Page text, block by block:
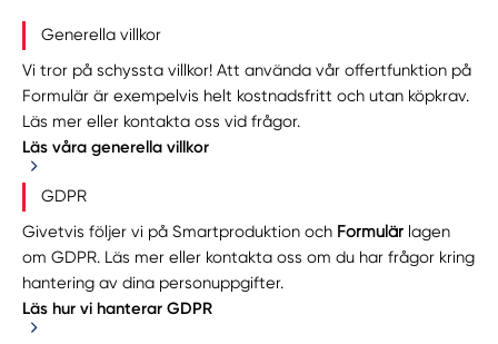
Generella villkor
Vi tror på schyssta villkor! Att använda vår offertfunktion på
Formulär är exempelvis helt kostnadsfritt och utan köpkrav.
Läs mer eller kontakta oss vid frågor.
Läs våra generella villkor
GDPR
Givetvis följer vi på Smartproduktion och Formulär lagen
om GDPR. Läs mer eller kontakta oss om du har frågor kring
hantering av dina personuppgifter.
Läs hur vi hanterar GDPR